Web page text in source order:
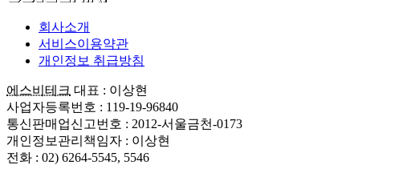
회사소개
서비스이용약관
개인정보 취급방침
에스비테크 대표 : 이상현
사업자등록번호 : 119-19-96840
통신판매업신고번호 : 2012-서울금천-0173
개인정보관리책임자 : 이상현
전화 : 02) 6264-5545, 5546